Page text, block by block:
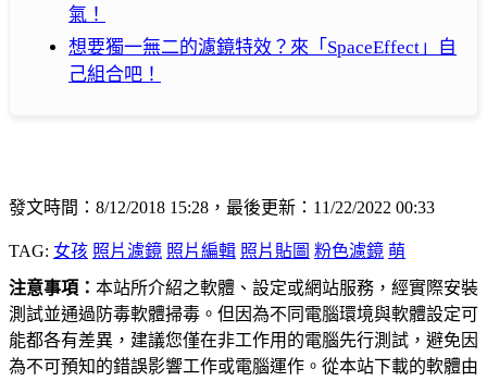
氣！
想要獨一無二的濾鏡特效？來「SpaceEffect」自
己組合吧！
發文時間：8/12/2018 15:28，最後更新：11/22/2022 00:33
TAG: 女孩 照片濾鏡 照片編輯 照片貼圖 粉色濾鏡 萌
注意事項： 本站所介紹之軟體、設定或網站服務，經實際安裝
測試並通過防毒軟體掃毒。但因為不同電腦環境與軟體設定可
能都各有差異，建議您僅在非工作用的電腦先行測試，避免因
為不可預知的錯誤影響工作或電腦運作。從本站下載的軟體由